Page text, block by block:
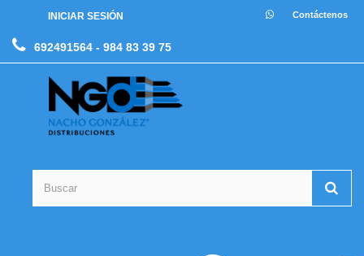
INICIAR SESIÓN Contáctenos
692491564 - 984 83 39 75